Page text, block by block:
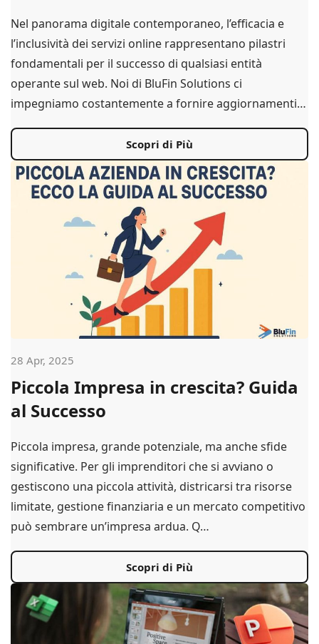
Nel panorama digitale contemporaneo, l’efficacia e
l’inclusività dei servizi online rappresentano pilastri
fondamentali per il successo di qualsiasi entità
operante sul web. Noi di BluFin Solutions ci
impegniamo costantemente a fornire aggiornamenti…
Scopri di Più
28 Apr, 2025
Piccola Impresa in crescita? Guida
al Successo
Piccola impresa, grande potenziale, ma anche sfide
significative. Per gli imprenditori che si avviano o
gestiscono una piccola attività, districarsi tra risorse
limitate, gestione finanziaria e un mercato competitivo
può sembrare un’impresa ardua. Q…
Scopri di Più